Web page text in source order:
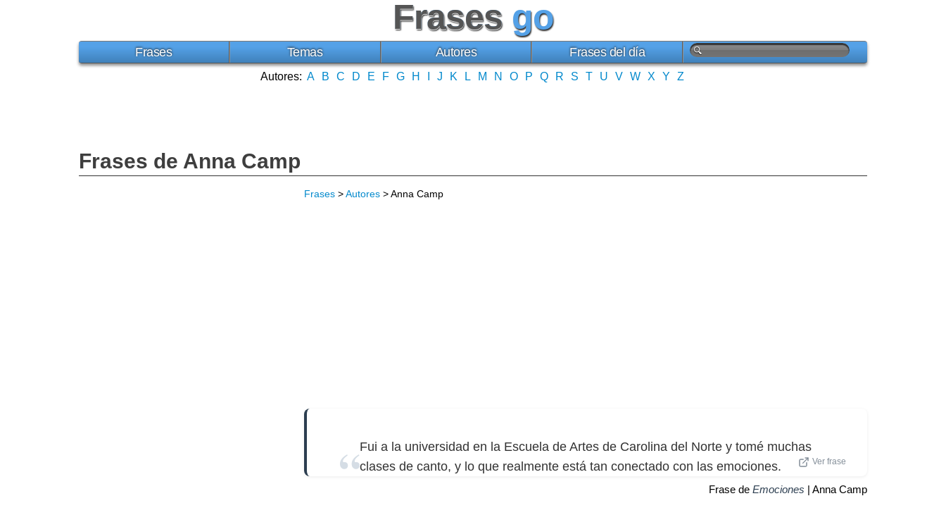
Frases go
Frases Temas Autores Frases del día
Autores: A B C D E F G H J K L M N O P Q R S T U V W X Y Z
Frases de Anna Camp
Frases >Autores > Anna Camp
Fui a la universidad en la Escuela de Artes de Carolina del Norte y tomé muchas
clases de canto, y lo que realmente está tan conectado con las emociones.
Ver frase
Frase de Emociones | Anna Camp